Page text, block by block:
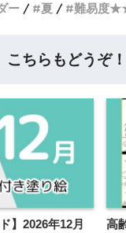
ー 夏 難易度
こちらもどうぞ！
】2026年12月
高